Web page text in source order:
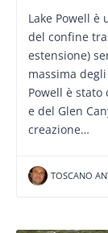
Lake Powell è
del confine tra
estensione)
massima
Powell è
e del Glen
creazione…
TOSCANO